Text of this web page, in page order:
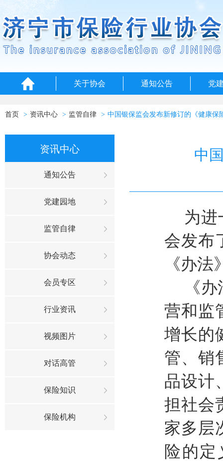
关于协会 通知公告 党
首页 资讯中心 监管自律 中国银保监会发布新修订的《健康保
资讯中心
通知公告
党建园地
监管自律
协会动态
会员专区
行业资讯
视频图片
对话高管
保险知识
保险机构
中
为进
会发布
《办法
《
营和监
增长的
管、销
品设计
担社会
家多层
险的